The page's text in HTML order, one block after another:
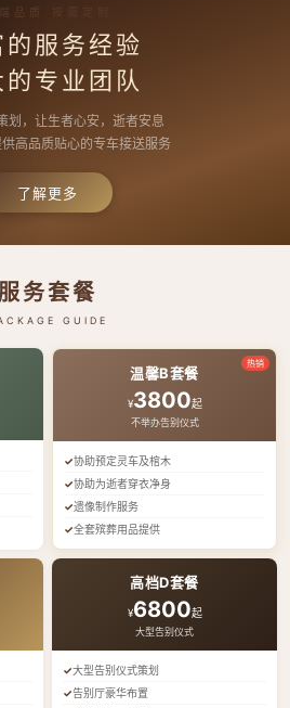
品质 按需定制
的服务经验
的专业团队
划，让生者心安，逝者安息
高品质贴心的专车接送服务
了解更多
服务套餐
GUIDE
热销
温馨B套餐
¥3800起
不举办告别仪式
协助预定灵车及棺木
协助为逝者穿衣净身
遗像制作服务
全套殡葬用品提供
高档D套餐
¥6800起
大型告别仪式
大型告别仪式策划
告别厅豪华布置